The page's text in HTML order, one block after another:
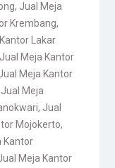
, Jual Meja
Krembang,
Lakar
Jual Meja Kantor
Meja Kantor
Jual Meja
, Jual
Mojokerto,
Kantor
Meja Kantor